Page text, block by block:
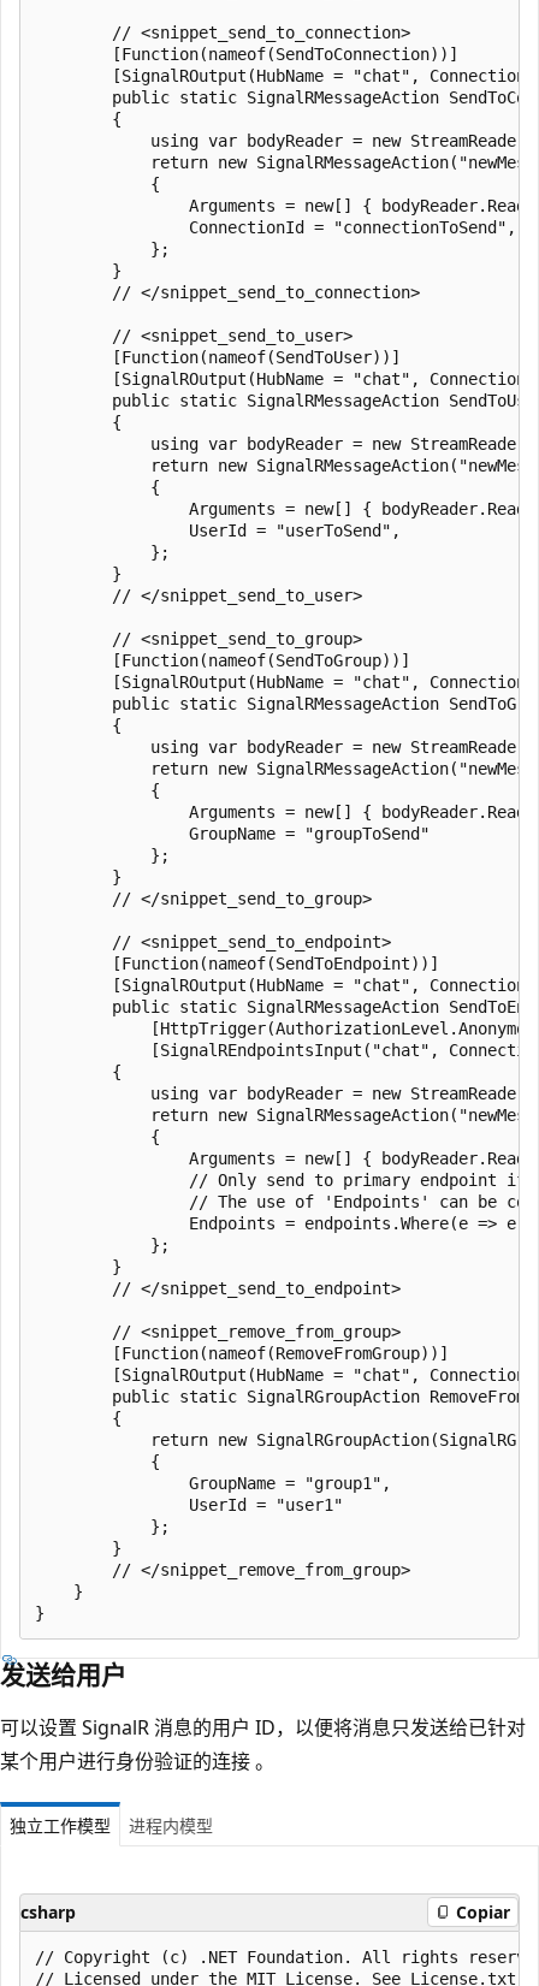
        // <snippet_send_to_connection>
        [Function(nameof(SendToConnection))]
[SignalROutput(HubName = "chat",
public static SignalRMessageAction
        {
using var bodyReader = new
return new
            {
Arguments = new[] {
                ConnectionId = "connectionToSend",
            };
        }
        // </snippet_send_to_connection>
        // <snippet_send_to_user>
        [Function(nameof(SendToUser))]
[SignalROutput(HubName = "chat",
public static SignalRMessageAction
        {
using var bodyReader = new
return new
            {
Arguments = new[] {
                UserId = "userToSend",
            };
        }
        // </snippet_send_to_user>
        // <snippet_send_to_group>
        [Function(nameof(SendToGroup))]
[SignalROutput(HubName = "chat",
public static SignalRMessageAction
        {
using var bodyReader = new
return new
            {
Arguments = new[] {
                GroupName = "groupToSend"
            };
        }
        // </snippet_send_to_group>
        // <snippet_send_to_endpoint>
        [Function(nameof(SendToEndpoint))]
[SignalROutput(HubName = "chat",
public static SignalRMessageAction
[SignalREndpointsInput("chat",
        {
using var bodyReader = new
return new
            {
Arguments = new[] {
// Only send to primary endpoint
// The use of 'Endpoints' can be
Endpoints = endpoints.Where(e =>
            };
        }
        // </snippet_send_to_endpoint>
        // <snippet_remove_from_group>
        [Function(nameof(RemoveFromGroup))]
[SignalROutput(HubName = "chat",
public static SignalRGroupAction
        {
return new
            {
                GroupName = "group1",
                UserId = "user1"
            };
        }
        // </snippet_remove_from_group>
    }
发送给用户
可以设置 SignalR 消息的用户 ID，以便将消息只发送给已针对
某个用户进行身份验证的连接 。
独立工作模型 进程内模型
csharp Copiar
﻿// Copyright (c) .NET Foundation. All rights
// Licensed under the MIT License. See